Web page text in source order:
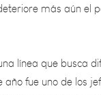
que busca
fue uno de
aguinaldo